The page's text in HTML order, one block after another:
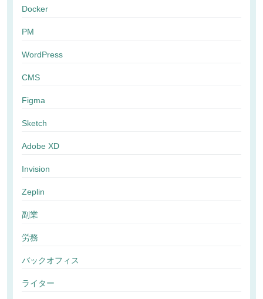
Docker
PM
WordPress
CMS
Figma
Sketch
Adobe XD
Invision
Zeplin
副業
労務
バックオフィス
ライター